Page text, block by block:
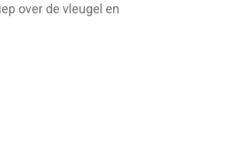
over de vleugel en